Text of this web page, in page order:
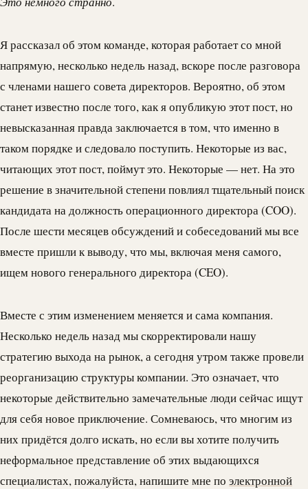
Я рассказал об этом команде, которая работает со мной
напрямую, несколько недель назад, вскоре после разговора
с членами нашего совета директоров. Вероятно, об этом
станет известно после того, как я опубликую этот пост, но
невысказанная правда заключается в том, что именно в
таком порядке и следовало поступить. Некоторые из вас,
читающих этот пост, поймут это. Некоторые — нет. На это
решение в значительной степени повлиял тщательный поиск
кандидата на должность операционного директора (COO).
После шести месяцев обсуждений и собеседований мы все
вместе пришли к выводу, что мы, включая меня самого,
ищем нового генерального директора (CEO).
Вместе с этим изменением меняется и сама компания.
Несколько недель назад мы скорректировали нашу
стратегию выхода на рынок, а сегодня утром также провели
реорганизацию структуры компании. Это означает, что
некоторые действительно замечательные люди сейчас ищут
для себя новое приключение. Сомневаюсь, что многим из
них придётся долго искать, но если вы хотите получить
неформальное представление об этих выдающихся
специалистах, пожалуйста, напишите мне по электронной